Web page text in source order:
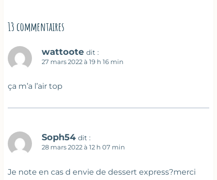
13 commentaires
wattoote dit :
27 mars 2022 à 19 h 16 min
ça m’a l’air top
Soph54 dit :
28 mars 2022 à 12 h 07 min
Je note en cas d envie de dessert express?merci